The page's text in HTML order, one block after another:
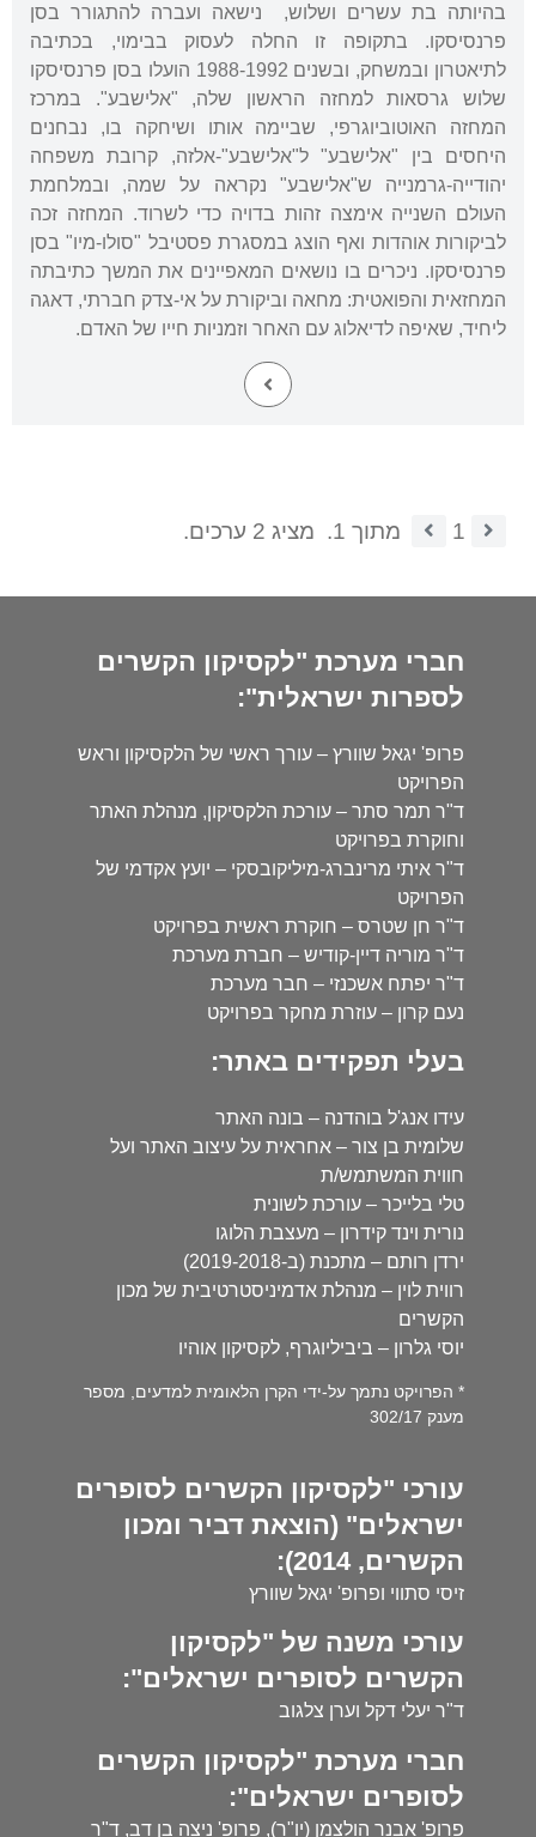
בהיותה בת עשרים ושלוש, נישאה ועברה להתגורר בסן
פרנסיסקו. בתקופה זו החלה לעסוק בבימוי, בכתיבה
לתיאטרון ובמשחק, ובשנים 1988-1992 הועלו בסן פרנסיסקו
שלוש גרסאות למחזה הראשון שלה, "אלישבע". במרכז
המחזה האוטוביוגרפי, שביימה אותו ושיחקה בו, נבחנים
היחסים בין "אלישבע" ל"אלישבע"-אלזה, קרובת משפחה
יהודייה-גרמנייה ש"אלישבע" נקראה על שמה, ובמלחמת
העולם השנייה אימצה זהות בדויה כדי לשרוד. המחזה זכה
לביקורות אוהדות ואף הוצג במסגרת פסטיבל "סולו-מיו" בסן
פרנסיסקו. ניכרים בו נושאים המאפיינים את המשך כתיבתה
המחזאית והפואטית: מחאה וביקורת על אי-צדק חברתי, דאגה
ליחיד, שאיפה לדיאלוג עם האחר וזמניות חייו של האדם.
1 מתוך 1. מציג 2 ערכים.
חברי מערכת "לקסיקון הקשרים
לספרות ישראלית":
פרופ' יגאל שוורץ – עורך ראשי של הלקסיקון וראש
הפרויקט
ד"ר תמר סתר – עורכת הלקסיקון, מנהלת האתר
וחוקרת בפרויקט
ד"ר איתי מרינברג-מיליקובסקי – יועץ אקדמי של
הפרויקט
ד"ר חן שטרס – חוקרת ראשית בפרויקט
ד"ר מוריה דיין-קודיש – חברת מערכת
ד"ר יפתח אשכנזי – חבר מערכת
נעם קרון – עוזרת מחקר בפרויקט
בעלי תפקידים באתר:
עידו אנג'ל בוהדנה – בונה האתר
שלומית בן צור – אחראית על עיצוב האתר ועל
חווית המשתמש/ת
טלי בלייכר – עורכת לשונית
נורית וינד קידרון – מעצבת הלוגו
ירדן רותם – מתכנת (ב-2019-2018)
רווית לוין – מנהלת אדמיניסטרטיבית של מכון
הקשרים
יוסי גלרון – ביביליוגרף, לקסיקון אוהיו
* הפרויקט נתמך על-ידי הקרן הלאומית למדעים, מספר
מענק 302/17
עורכי "לקסיקון הקשרים לסופרים
ישראלים" (הוצאת דביר ומכון
הקשרים, 2014):
זיסי סתווי ופרופ' יגאל שוורץ
עורכי משנה של "לקסיקון
הקשרים לסופרים ישראלים":
ד"ר יעלי דקל וערן צלגוב
חברי מערכת "לקסיקון הקשרים
לסופרים ישראלים":
פרופ' אבנר הולצמן (יו"ר), פרופ' ניצה בן דב, ד"ר